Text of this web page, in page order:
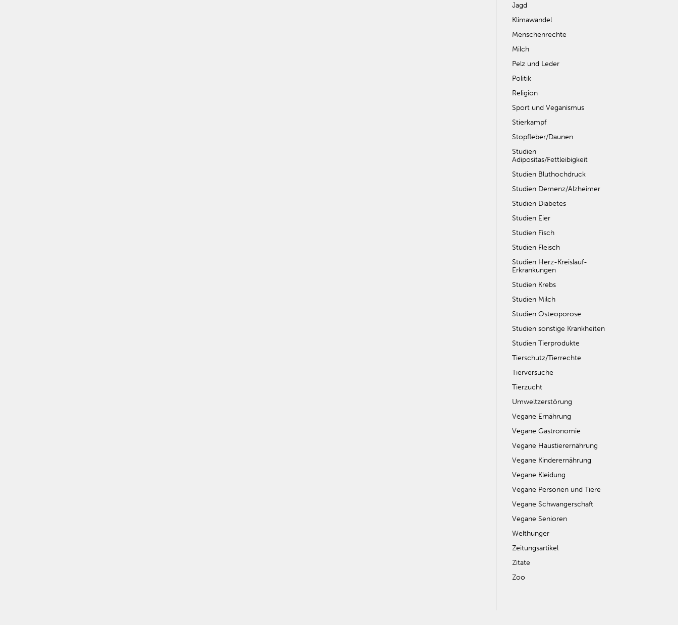
Jagd
Klimawandel
Menschenrechte
Milch
Pelz und Leder
Politik
Religion
Sport und Veganismus
Stierkampf
Stopfleber/Daunen
Studien
Adipositas/Fettleibigkeit
Studien Bluthochdruck
Studien Demenz/Alzheimer
Studien Diabetes
Studien Eier
Studien Fisch
Studien Fleisch
Studien Herz-Kreislauf-
Erkrankungen
Studien Krebs
Studien Milch
Studien Osteoporose
Studien sonstige Krankheiten
Studien Tierprodukte
Tierschutz/Tierrechte
Tierversuche
Tierzucht
Umweltzerstörung
Vegane Ernährung
Vegane Gastronomie
Vegane Haustierernährung
Vegane Kinderernährung
Vegane Kleidung
Vegane Personen und Tiere
Vegane Schwangerschaft
Vegane Senioren
Welthunger
Zeitungsartikel
Zitate
Zoo